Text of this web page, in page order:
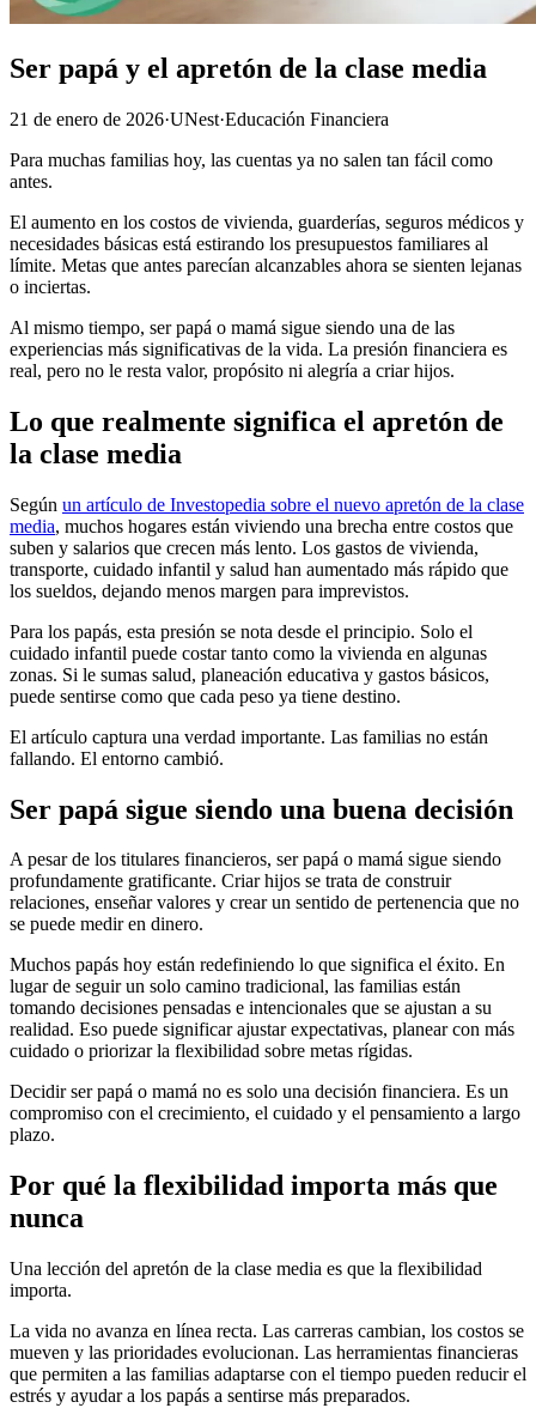
Ser papá y el apretón de la clase media
21 de enero de 2026·UNest·Educación Financiera
Para muchas familias hoy, las cuentas ya no salen tan fácil como
antes.
El aumento en los costos de vivienda, guarderías, seguros médicos y
necesidades básicas está estirando los presupuestos familiares al
límite. Metas que antes parecían alcanzables ahora se sienten lejanas
o inciertas.
Al mismo tiempo, ser papá o mamá sigue siendo una de las
experiencias más significativas de la vida. La presión financiera es
real, pero no le resta valor, propósito ni alegría a criar hijos.
Lo que realmente significa el apretón de
la clase media
Según un artículo de Investopedia sobre el nuevo apretón de la clase
media, muchos hogares están viviendo una brecha entre costos que
suben y salarios que crecen más lento. Los gastos de vivienda,
transporte, cuidado infantil y salud han aumentado más rápido que
los sueldos, dejando menos margen para imprevistos.
Para los papás, esta presión se nota desde el principio. Solo el
cuidado infantil puede costar tanto como la vivienda en algunas
zonas. Si le sumas salud, planeación educativa y gastos básicos,
puede sentirse como que cada peso ya tiene destino.
El artículo captura una verdad importante. Las familias no están
fallando. El entorno cambió.
Ser papá sigue siendo una buena decisión
A pesar de los titulares financieros, ser papá o mamá sigue siendo
profundamente gratificante. Criar hijos se trata de construir
relaciones, enseñar valores y crear un sentido de pertenencia que no
se puede medir en dinero.
Muchos papás hoy están redefiniendo lo que significa el éxito. En
lugar de seguir un solo camino tradicional, las familias están
tomando decisiones pensadas e intencionales que se ajustan a su
realidad. Eso puede significar ajustar expectativas, planear con más
cuidado o priorizar la flexibilidad sobre metas rígidas.
Decidir ser papá o mamá no es solo una decisión financiera. Es un
compromiso con el crecimiento, el cuidado y el pensamiento a largo
plazo.
Por qué la flexibilidad importa más que
nunca
Una lección del apretón de la clase media es que la flexibilidad
importa.
La vida no avanza en línea recta. Las carreras cambian, los costos se
mueven y las prioridades evolucionan. Las herramientas financieras
que permiten a las familias adaptarse con el tiempo pueden reducir el
estrés y ayudar a los papás a sentirse más preparados.